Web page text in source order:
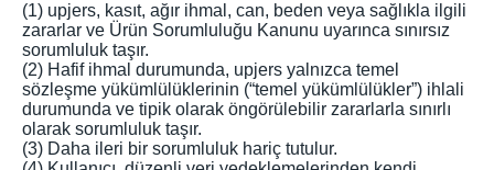
(1) upjers, kasıt, ağır ihmal, can, beden veya sağlıkla ilgili
zararlar ve Ürün Sorumluluğu Kanunu uyarınca sınırsız
sorumluluk taşır.
(2) Hafif ihmal durumunda, upjers yalnızca temel
sözleşme yükümlülüklerinin (“temel yükümlülükler”) ihlali
durumunda ve tipik olarak öngörülebilir zararlarla sınırlı
olarak sorumluluk taşır.
(3) Daha ileri bir sorumluluk hariç tutulur.